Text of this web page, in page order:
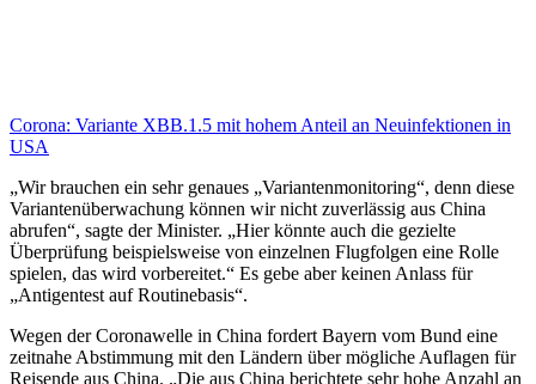
Corona: Variante XBB.1.5 mit hohem Anteil an Neuinfektionen in
USA
„Wir brauchen ein sehr genaues „Variantenmonitoring“, denn diese
Variantenüberwachung können wir nicht zuverlässig aus China
abrufen“, sagte der Minister. „Hier könnte auch die gezielte
Überprüfung beispielsweise von einzelnen Flugfolgen eine Rolle
spielen, das wird vorbereitet.“ Es gebe aber keinen Anlass für
„Antigentest auf Routinebasis“.
Wegen der Coronawelle in China fordert Bayern vom Bund eine
zeitnahe Abstimmung mit den Ländern über mögliche Auflagen für
Reisende aus China. „Die aus China berichtete sehr hohe Anzahl an